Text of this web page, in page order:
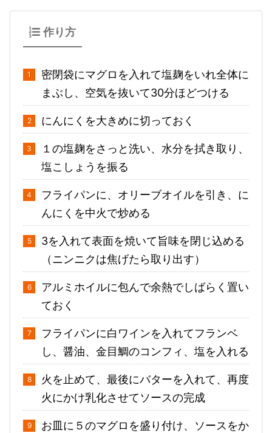
作り方
密閉袋にマグロを入れて塩麹をいれ全体に
まぶし、空気を抜いて30分ほどつける
にんにくを大きめに切っておく
１の塩麹をさっと洗い、水分を拭き取り、
塩こしょうを振る
フライパンに、オリーブオイルを引き、に
んにくを中火で炒める
3を入れて表面を焼いて旨味を閉じ込める
（ニンニクは焦げたら取り出す）
アルミホイルに包んで余熱でしばらく置い
ておく
フライパンに白ワインを入れてフランベ
し、醤油、金目鯛のコンフィ、塩を入れる
火を止めて、最後にバターを入れて、再度
火にかけ乳化させてソースの完成
お皿に５のマグロを盛り付け、ソースをか